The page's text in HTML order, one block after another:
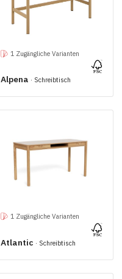
1 Zugängliche Varianten
Alpena · Schreibtisch
1 Zugängliche Varianten
Atlantic · Schreibtisch